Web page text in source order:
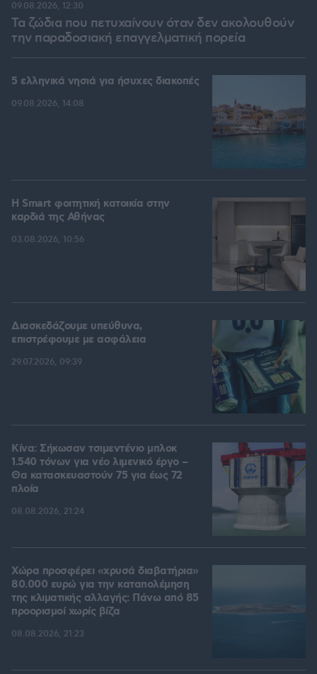
Τα ζώδια που πετυχαίνουν όταν δεν ακολουθούν
την παραδοσιακή επαγγελματική πορεία
09.08.2026, 12:30
5 ελληνικά νησιά για ήσυχες διακοπές
09.08.2026, 14:08
Η Smart φοιτητική κατοικία στην
καρδιά της Αθήνας
03.08.2026, 10:56
Διασκεδάζουμε υπεύθυνα,
επιστρέφουμε με ασφάλεια
29.07.2026, 09:39
Κίνα: Σήκωσαν τσιμεντένιο μπλοκ
1.540 τόνων για νέο λιμενικό έργο –
Θα κατασκευαστούν 75 για έως 72
πλοία
08.08.2026, 21:24
Χώρα προσφέρει «χρυσά διαβατήρια»
80.000 ευρώ για την καταπολέμηση
της κλιματικής αλλαγής: Πάνω από 85
προορισμοί χωρίς βίζα
08.08.2026, 21:23